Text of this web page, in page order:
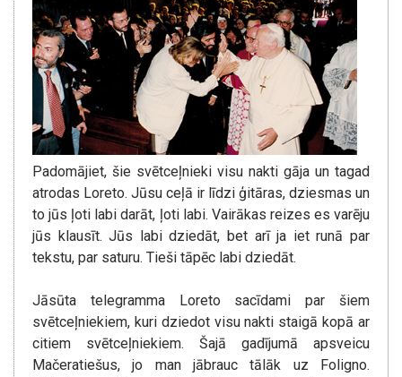
Padomājiet, šie svētceļnieki visu nakti gāja un tagad
atrodas Loreto. Jūsu ceļā ir līdzi ģitāras, dziesmas un
to jūs ļoti labi darāt, ļoti labi. Vairākas reizes es varēju
jūs klausīt. Jūs labi dziedāt, bet arī ja iet runā par
tekstu, par saturu. Tieši tāpēc labi dziedāt.
Jāsūta telegramma Loreto sacīdami par šiem
svētceļniekiem, kuri dziedot visu nakti staigā kopā ar
citiem svētceļniekiem. Šajā gadījumā apsveicu
Mačeratiešus, jo man jābrauc tālāk uz Foligno.